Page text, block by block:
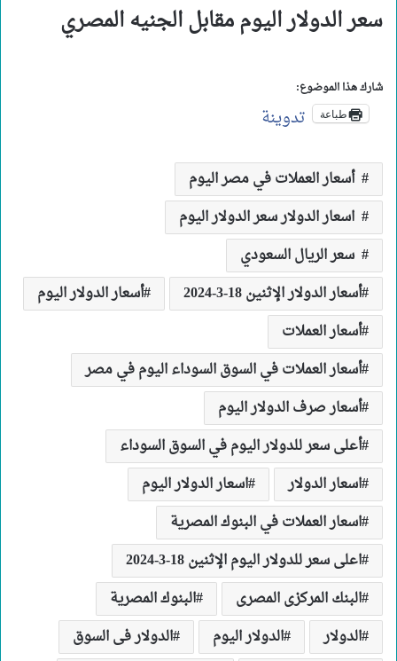
سعر الدولار اليوم مقابل الجنيه المصري
شارك هذا الموضوع:
طباعة تدوينة
أسعار العملات في مصر اليوم
اسعار الدولار سعر الدولار اليوم
سعر الريال السعودي
أسعار الدولار الإثنين 18-3-2024
أسعار الدولار اليوم
أسعار العملات
أسعار العملات في السوق السوداء اليوم في مصر
أسعار صرف الدولار اليوم
أعلى سعر للدولار اليوم في السوق السوداء
اسعار الدولار
اسعار الدولار اليوم
اسعار العملات في البنوك المصرية
اعلى سعر للدولار اليوم الإثنين 18-3-2024
البنك المركزى المصرى
البنوك المصرية
الدولار
الدولار اليوم
الدولار فى السوق